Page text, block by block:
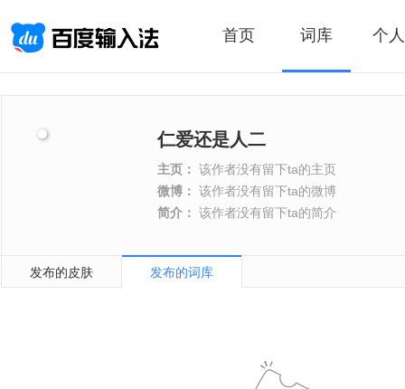
首页 词库 个
仁爱还是人二
主页： 该作者没有留下ta的主页
微博： 该作者没有留下ta的微博
简介： 该作者没有留下ta的简介
发布的皮肤 发布的词库